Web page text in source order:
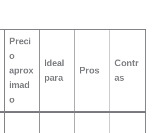
Preci
o
aprox
imad
o
Ideal
para
Pros
Contr
as